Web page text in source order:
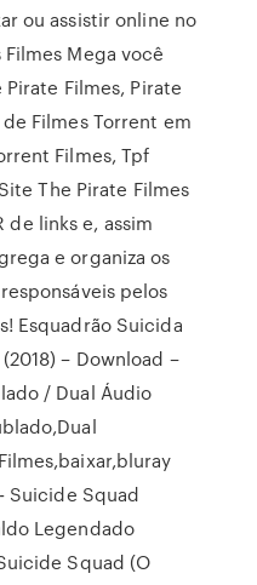
ou assistir online no
Mega você
Filmes, Pirate
Filmes Torrent em
Filmes, Tpf
The Pirate Filmes
de links e, assim
e organiza os
pelos
Esquadrão Suicida
– Download –
/ Dual Áudio
Suicide Squad
Legendado
Squad (O